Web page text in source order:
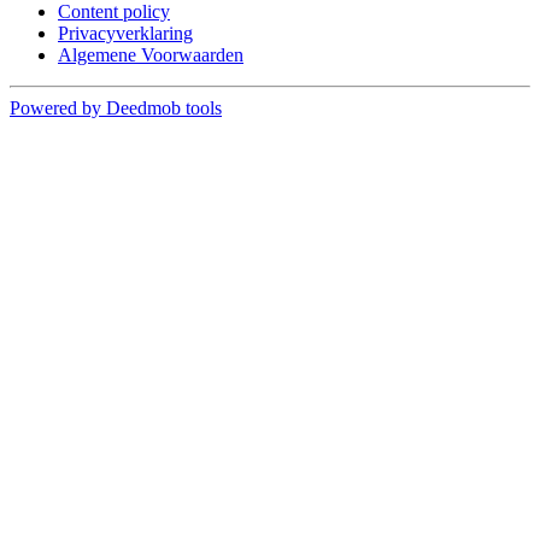
Content policy
Privacyverklaring
Algemene Voorwaarden
Powered by Deedmob tools